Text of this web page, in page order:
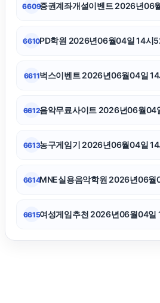
6609증권계좌개설이벤트 2026년06
6610PD학원 2026년06월04일 14시
6611벅스이벤트 2026년06월04일
6612음악무료사이트 2026년06월04
6613농구게임기 2026년06월04일
6614MNE실용음악학원 2026년06월
6615여성게임추천 2026년06월04일